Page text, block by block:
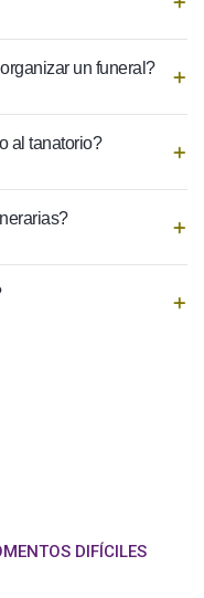
un funeral?
al tanatorio?
DIFÍCILES